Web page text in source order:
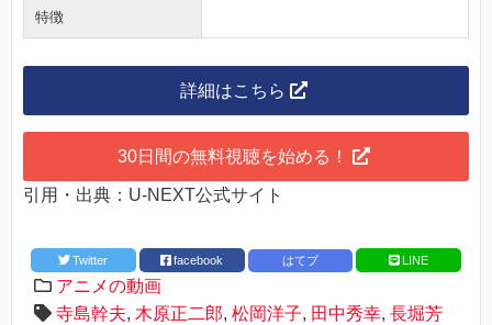
特徴
詳細はこちら
30日間の無料視聴を始める！
引用・出典：U-NEXT公式サイト
Twitter facebook はてブ LINE
アニメの動画
寺島幹夫, 木原正二郎, 松岡洋子, 田中秀幸, 長堀芳